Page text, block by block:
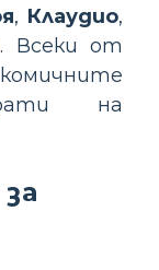
, Клаудио,
. Всеки от
на